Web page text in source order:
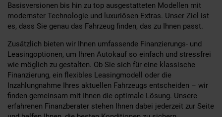
Basisversionen bis hin zu top ausgestatteten Modellen mit
modernster Technologie und luxuriösen Extras. Unser Ziel ist
es, dass Sie genau das Fahrzeug finden, das zu Ihnen passt.
Zusätzlich bieten wir Ihnen umfassende Finanzierungs- und
Leasingoptionen, um Ihren Autokauf so einfach und stressfrei
wie möglich zu gestalten. Ob Sie sich für eine klassische
Finanzierung, ein flexibles Leasingmodell oder die
Inzahlungnahme Ihres aktuellen Fahrzeugs entscheiden – wir
finden gemeinsam mit Ihnen die optimale Lösung. Unsere
erfahrenen Finanzberater stehen Ihnen dabei jederzeit zur Seite